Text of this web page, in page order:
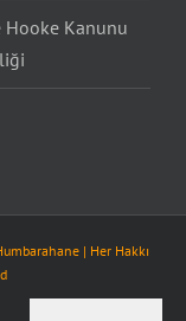
Kanunu
| Her Hakkı